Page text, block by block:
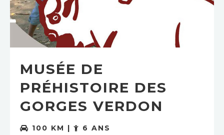
MUSÉE DE
PRÉHISTOIRE DES
GORGES VERDON
100 KM | 6 ANS